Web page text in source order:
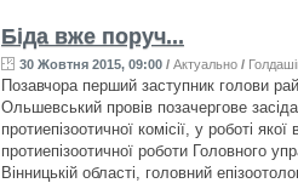
Біда вже поруч...
30 Жовтня 2015, 09:00 / Актуально /
Позавчора перший заступник голови
Ольшевський провів позачергове
протиепізоотичної комісії, у роботі
протиепізоотичної роботи Головного
Вінницькій області, головний